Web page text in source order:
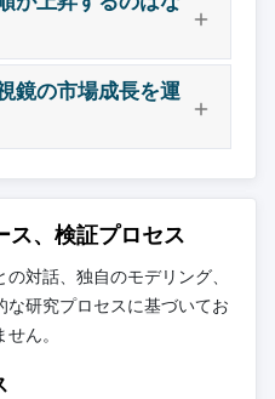
鏡の市場成長を運
ス、検証プロセス
対話、独自のモデリング、
研究プロセスに基づいてお
ん。